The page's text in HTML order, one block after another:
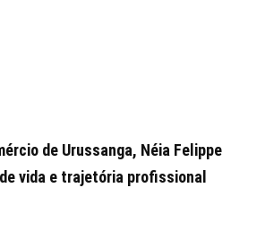
de Urussanga, Néia Felippe
vida e trajetória profissional